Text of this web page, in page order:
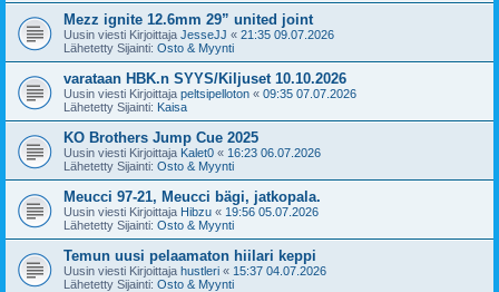
Mezz ignite 12.6mm 29” united joint
Uusin viesti Kirjoittaja JesseJJ « 21:35 09.07.2026
Lähetetty Sijainti: Osto & Myynti
varataan HBK.n SYYS/Kiljuset 10.10.2026
Uusin viesti Kirjoittaja peltsipelloton « 09:35 07.07.2026
Lähetetty Sijainti: Kaisa
KO Brothers Jump Cue 2025
Uusin viesti Kirjoittaja Kalet0 « 16:23 06.07.2026
Lähetetty Sijainti: Osto & Myynti
Meucci 97-21, Meucci bägi, jatkopala.
Uusin viesti Kirjoittaja Hibzu « 19:56 05.07.2026
Lähetetty Sijainti: Osto & Myynti
Temun uusi pelaamaton hiilari keppi
Uusin viesti Kirjoittaja hustleri « 15:37 04.07.2026
Lähetetty Sijainti: Osto & Myynti